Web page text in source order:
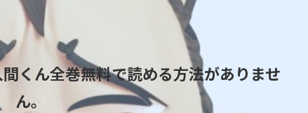
くん全巻無料で読める方法がありませ
ん。